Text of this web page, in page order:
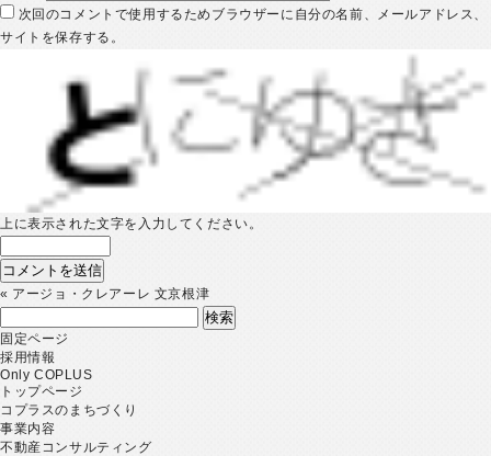
次回のコメントで使用するためブラウザーに自分の名前、メールアドレス、
サイトを保存する。
上に表示された文字を入力してください。
« アージョ・クレアーレ 文京根津
索:
固定ページ
採用情報
Only COPLUS
トップページ
コプラスのまちづくり
事業内容
不動産コンサルティング